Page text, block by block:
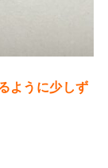
ように少しず